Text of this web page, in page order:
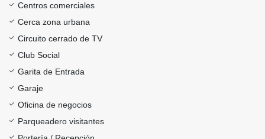
Centros comerciales
Cerca zona urbana
Circuito cerrado de TV
Club Social
Garita de Entrada
Garaje
Oficina de negocios
Parqueadero visitantes